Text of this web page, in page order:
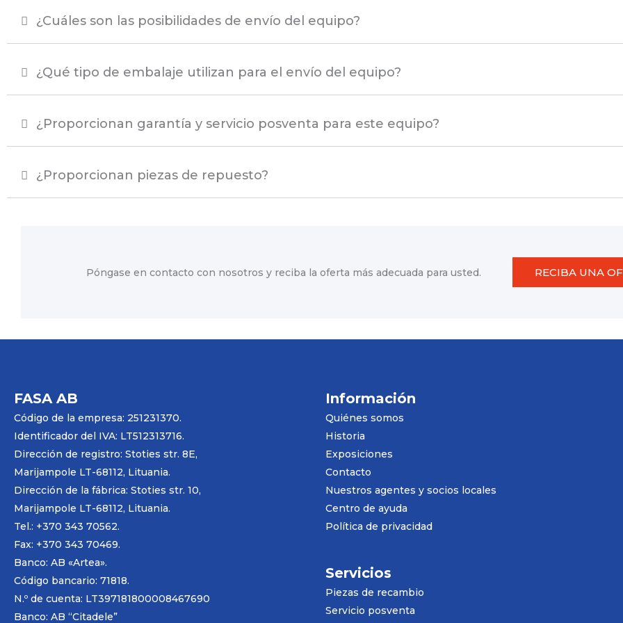
¿Cuáles son las posibilidades de envío del equipo?
¿Qué tipo de embalaje utilizan para el envío del equipo?
¿Proporcionan garantía y servicio posventa para este equipo?
¿Proporcionan piezas de repuesto?
Póngase en contacto con nosotros y reciba la oferta más adecuada para usted. RECIBA UNA
FASA AB
Código de la empresa: 251231370.
Identificador del IVA: LT512313716.
Dirección de registro: Stoties str. 8E,
Marijampole LT-68112, Lituania.
Dirección de la fábrica: Stoties str. 10,
Marijampole LT-68112, Lituania.
Tel.: +370 343 70562.
Fax: +370 343 70469.
Banco: AB «Artea».
Código bancario: 71818.
N.º de cuenta: LT397181800008467690
Banco: AB “Citadele”
Información
Quiénes somos
Historia
Exposiciones
Contacto
Nuestros agentes y socios locales
Centro de ayuda
Política de privacidad
Servicios
Piezas de recambio
Servicio posventa